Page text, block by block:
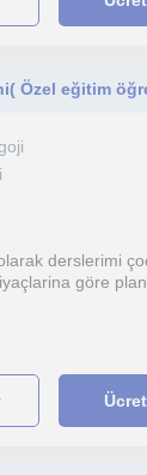
Özel eğitim
derslerimi
göre